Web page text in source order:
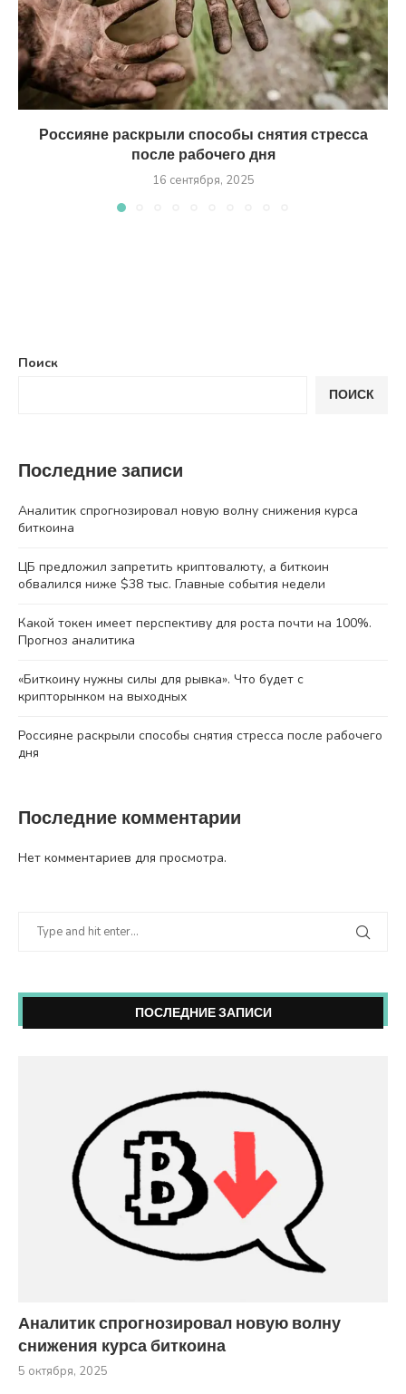
Россияне раскрыли способы снятия стресса
после рабочего дня
16 сентября, 2025
Поиск
ПОИСК
Последние записи
Аналитик спрогнозировал новую волну снижения курса
биткоина
ЦБ предложил запретить криптовалюту, а биткоин
обвалился ниже $38 тыс. Главные события недели
Какой токен имеет перспективу для роста почти на 100%.
Прогноз аналитика
«Биткоину нужны силы для рывка». Что будет с
крипторынком на выходных
Россияне раскрыли способы снятия стресса после рабочего
дня
Последние комментарии
Нет комментариев для просмотра.
ПОСЛЕДНИЕ ЗАПИСИ
Аналитик спрогнозировал новую волну
снижения курса биткоина
5 октября, 2025